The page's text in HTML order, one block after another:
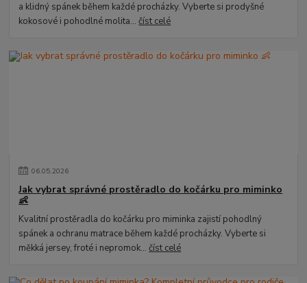
a klidný spánek během každé procházky. Vyberte si prodyšné
kokosové i pohodlné molita...číst celé
06.05.2026
Jak vybrat správné prostěradlo do kočárku pro miminko
👶
Kvalitní prostěradla do kočárku pro miminka zajistí pohodlný
spánek a ochranu matrace během každé procházky. Vyberte si
měkká jersey, froté i nepromok...číst celé